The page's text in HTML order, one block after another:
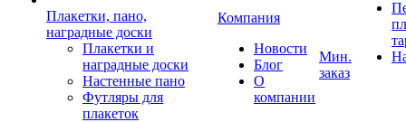
Плакетки, пано,
наградные доски
Плакетки и
наградные доски
Настенные пано
Футляры для
плакеток
Компания
Новости
Блог
О
компании
Мин.
заказ